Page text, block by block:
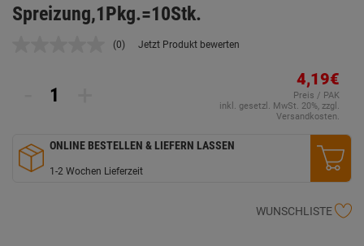
Spreizung,1Pkg.=10Stk.
Kein
(0) Jetzt Produkt bewerten
4,19€
Preis / PAK
inkl. gesetzl. MwSt. 20%, zzgl.
Versandkosten.
ONLINE BESTELLEN & LIEFERN LASSEN
1-2 Wochen Lieferzeit
WUNSCHLISTE